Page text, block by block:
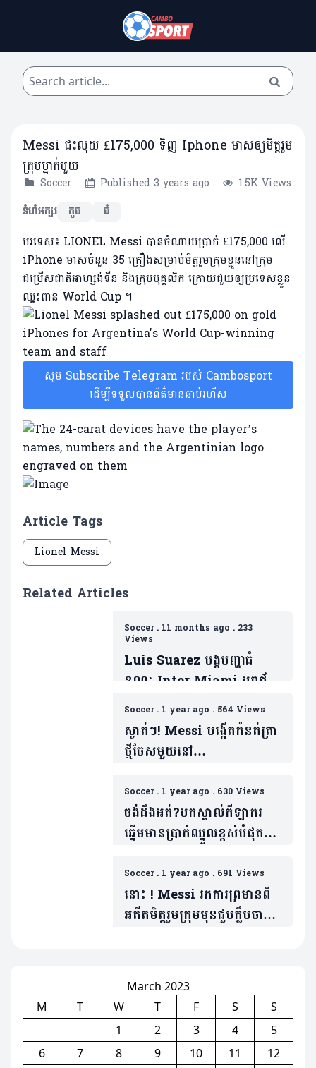
Messi ជះលុយ £175,000 ទិញ Iphone មាសឲ្យមិត្តរួម
ក្រុមម្នាក់មួយ
Soccer Published 3 years ago
1.5K Views
ទំហំអក្សរ
តូច ធំ
បរទេស៖ LIONEL Messi បានចំណាយប្រាក់ £175,000 លើ
iPhone មាសចំនួន 35 គ្រឿងសម្រាប់មិត្តរួមក្រុមខ្លួននៅក្រុម
ជម្រើសជាតិអាហ្សង់ទីន និងក្រុមបុគ្គលិក ក្រោយជួយឲ្យប្រទេសខ្លួន
ឈ្នះពាន World Cup ។
សូម Subscribe Telegram របស់ Cambosport
ដើម្បីទទួលបានព័ត៌មានឆាប់រហ័ស
Article Tags
Lionel Messi
Related Articles
Soccer. 11 months ago . 233
Views
Luis Suarez បង្កបញ្ហាធំ
ខណៈ Inter Miami បរាជ័យ
ក្រោមថ្វីជើង Seattle
Sounders ព្រឹត្តការណ៍
Leagues Cup
ផ្តាច់ព្រ័ត្រ(មាន១វីដេអូ)
Soccer. 1 year ago . 564 Views
ស្ងាត់ៗ! Messi បង្កើតកំនត់ត្រា
ថ្មីចែសមួយនៅ
Soccer. 1 year ago . 630 Views
ចង់ដឹងអត់?មកស្គាល់កីឡាករ
ឆ្នើមមានប្រាក់ឈ្នួលខ្ពស់បំផុត
Soccer
Soccer. 1 year ago . 691 Views
នោះ ! Messi រកការព្រមានពី
អតីតមិត្តរួមក្រុមមុនជួបក្លឹបចាស់
March 2023
M
T W T F S
S
1
2 3 4
5
6
7 8 9 10 11
12